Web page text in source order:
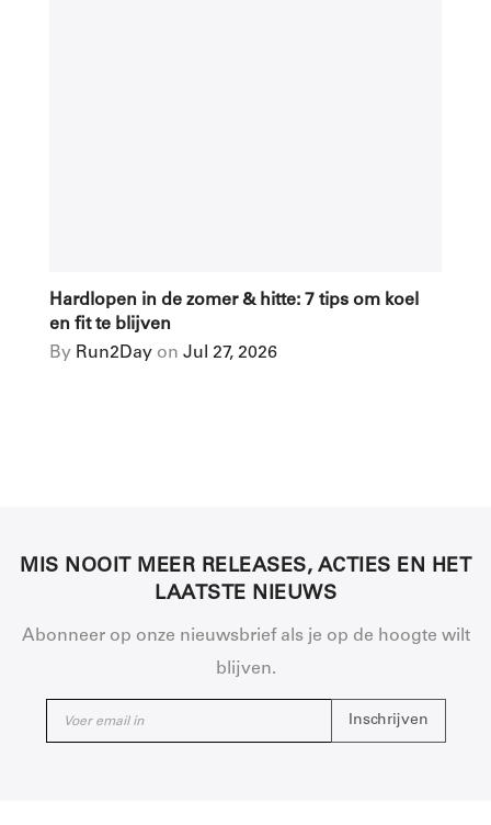
Hardlopen in de zomer & hitte: 7 tips om koel
en fit te blijven
By Run2Day on Jul 27, 2026
MIS NOOIT MEER RELEASES, ACTIES EN HET
LAATSTE NIEUWS
Abonneer op onze nieuwsbrief als je op de hoogte wilt
blijven.
Inschrijven